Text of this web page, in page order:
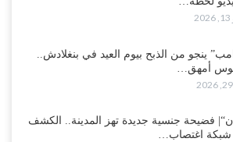
ينجو من الذبح بيوم العيد في بنغلادش..
أمهق…
فضيحة جنسية جديدة تهز المدينة.. الكشف
اغتصاب…